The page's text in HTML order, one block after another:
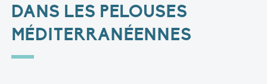
DANS LES PELOUSES
MÉDITERRANÉENNES